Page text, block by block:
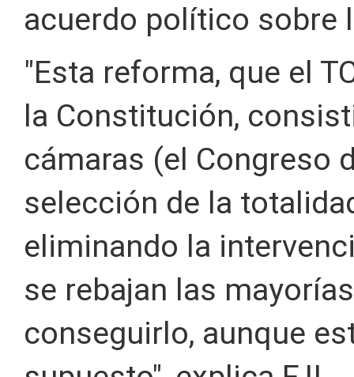
acuerdo político sobre
"Esta reforma, que el
la Constitución,
cámaras (el Congreso
selección de la
eliminando la
se rebajan las
conseguirlo, aunque